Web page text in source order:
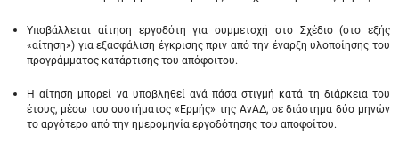
Υποβάλλεται αίτηση εργοδότη για συμμετοχή στο Σχέδιο (στο εξής
«αίτηση») για εξασφάλιση έγκρισης πριν από την έναρξη υλοποίησης του
προγράμματος κατάρτισης του απόφοιτου.
Η αίτηση μπορεί να υποβληθεί ανά πάσα στιγμή κατά τη διάρκεια του
έτους, μέσω του συστήματος «Ερμής» της ΑνΑΔ, σε διάστημα δύο μηνών
το αργότερο από την ημερομηνία εργοδότησης του αποφοίτου.